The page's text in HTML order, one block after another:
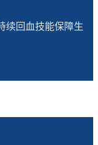
续回血技能保障生